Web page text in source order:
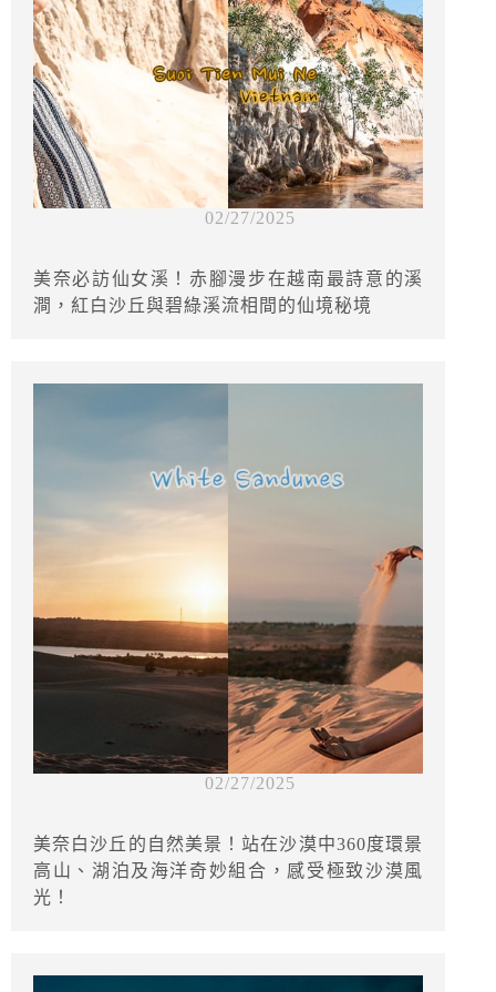
02/27/2025
美奈必訪仙女溪！赤腳漫步在越南最詩意的溪
澗，紅白沙丘與碧綠溪流相間的仙境秘境
02/27/2025
美奈白沙丘的自然美景！站在沙漠中360度環景
高山、湖泊及海洋奇妙組合，感受極致沙漠風
光！